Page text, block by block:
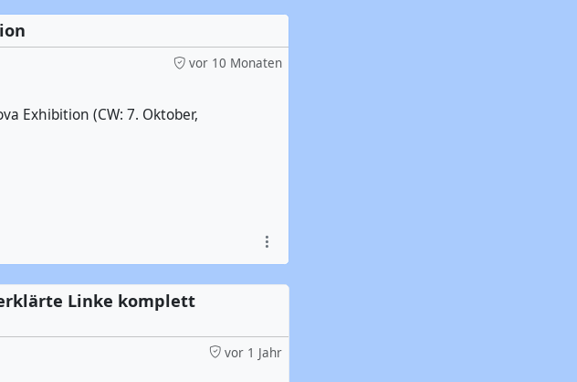
vor 10 Monaten
Exhibition (CW: 7. Oktober,
Linke komplett
vor 1 Jahr